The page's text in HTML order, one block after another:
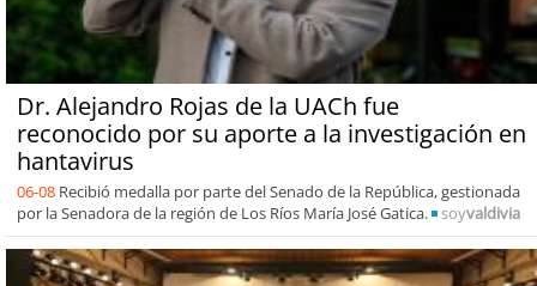
Dr. Alejandro Rojas de la UACh fue
reconocido por su aporte a la investigación en
hantavirus
06-08 Recibió medalla por parte del Senado de la República, gestionada
por la Senadora de la región de Los Ríos María José Gatica.
soyvaldivia